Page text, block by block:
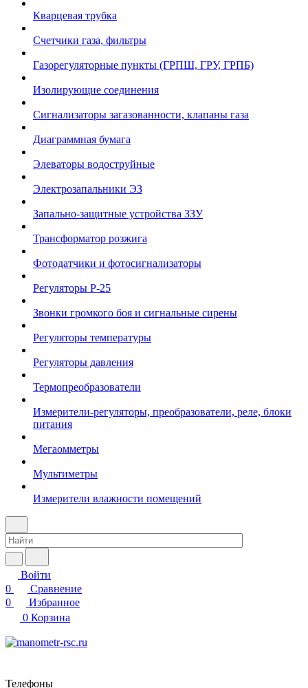
Кварцевая трубка
Счетчики газа, фильтры
Газорегуляторные пункты (ГРПШ, ГРУ, ГРПБ)
Изолирующие соединения
Сигнализаторы загазованности, клапаны газа
Диаграммная бумага
Элеваторы водоструйные
Электрозапальники ЭЗ
Запально-защитные устройства ЗЗУ
Трансформатор розжига
Фотодатчики и фотосигнализаторы
Регуляторы Р-25
Звонки громкого боя и сигнальные сирены
Регуляторы температуры
Регуляторы давления
Термопреобразователи
Измерители-регуляторы, преобразователи, реле, блоки
питания
Мегаомметры
Мультиметры
Измерители влажности помещений
Войти
0
Сравнение
0
Избранное
0 Корзина
Телефоны